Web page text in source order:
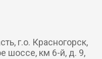
г.о. Красногорск,
шоссе, км 6-й, д. 9,